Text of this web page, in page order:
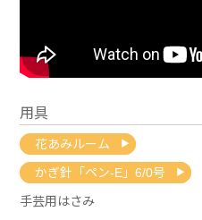
用具
花あみルーム
かぎ針「ペン-E」6/0号
手芸用はさみ